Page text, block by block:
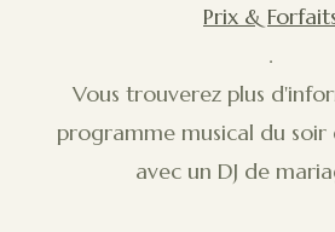
Prix &
.
Vous trouverez plus
programme musical du soir
avec un DJ de